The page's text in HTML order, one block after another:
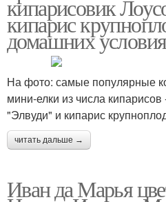
кипарисовик
кипарис
домашних
На фото: самые популярные
мини-елки из числа
"Элвуди" и кипарис
читать дальше →
Иван да Марья